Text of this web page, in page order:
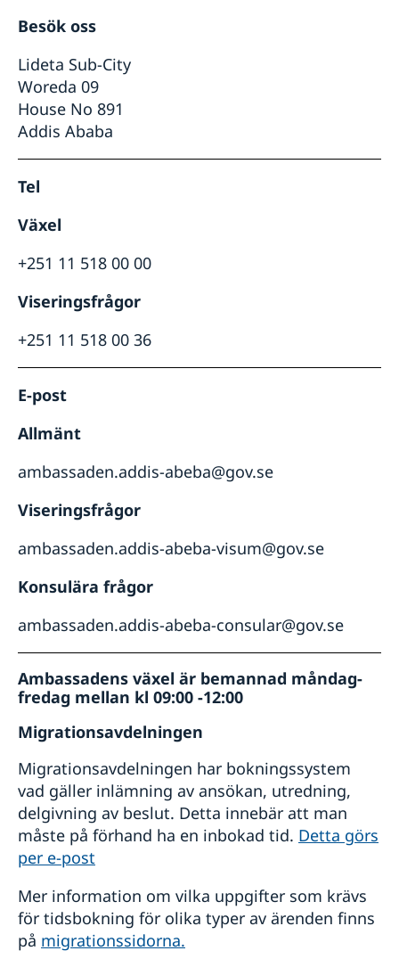
Besök oss
Lideta Sub-City
Woreda 09
House No 891
Addis Ababa
Tel
Växel
+251 11 518 00 00
Viseringsfrågor
+251 11 518 00 36
E-post
Allmänt
ambassaden.addis-abeba@gov.se
Viseringsfrågor
ambassaden.addis-abeba-visum@gov.se
Konsulära frågor
ambassaden.addis-abeba-consular@gov.se
Ambassadens växel är bemannad måndag-
fredag mellan kl 09:00 -12:00
Migrationsavdelningen
Migrationsavdelningen har bokningssystem
vad gäller inlämning av ansökan, utredning,
delgivning av beslut. Detta innebär att man
måste på förhand ha en inbokad tid. Detta görs
per e-post
Mer information om vilka uppgifter som krävs
för tidsbokning för olika typer av ärenden finns
på migrationssidorna.